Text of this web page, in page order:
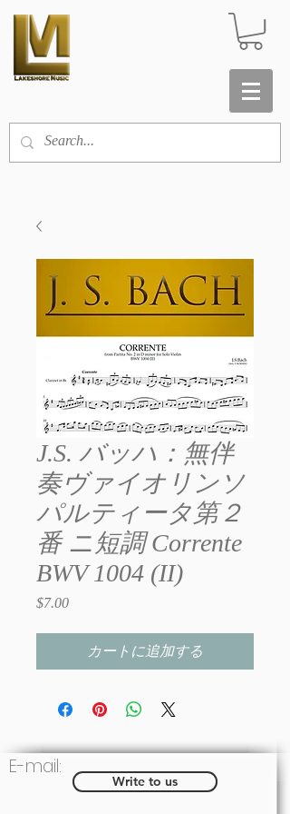
J.S. バッハ：無伴
奏ヴァイオリンソ
パルティータ第２
番 ニ短調 Corrente
BWV 1004 (II)
$7.00価
カートに追加する
Write to us
E-mail: